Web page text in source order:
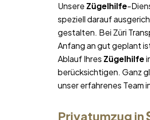
Unsere Zügelhilfe-
speziell darauf
gestalten. Bei Züri
Anfang an gut geplant
Ablauf Ihres Zügelhilfe
berücksichtigen. Ganz
unser erfahrenes Team
Privatumzug in